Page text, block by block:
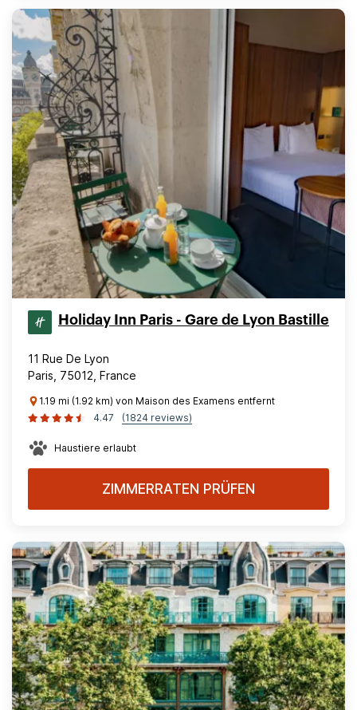
Holiday Inn Paris - Gare de Lyon Bastille
11 Rue De Lyon
Paris, 75012, France
1.19 mi (1.92 km) von Maison des Examens entfernt
4.47
(1824 reviews)
Haustiere erlaubt
ZIMMERRATEN PRÜFEN